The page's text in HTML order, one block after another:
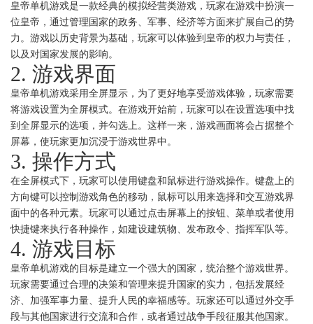
皇帝单机游戏是一款经典的模拟经营类游戏，玩家在游戏中扮演一
位皇帝，通过管理国家的政务、军事、经济等方面来扩展自己的势
力。游戏以历史背景为基础，玩家可以体验到皇帝的权力与责任，
以及对国家发展的影响。
2. 游戏界面
皇帝单机游戏采用全屏显示，为了更好地享受游戏体验，玩家需要
将游戏设置为全屏模式。在游戏开始前，玩家可以在设置选项中找
到全屏显示的选项，并勾选上。这样一来，游戏画面将会占据整个
屏幕，使玩家更加沉浸于游戏世界中。
3. 操作方式
在全屏模式下，玩家可以使用键盘和鼠标进行游戏操作。键盘上的
方向键可以控制游戏角色的移动，鼠标可以用来选择和交互游戏界
面中的各种元素。玩家可以通过点击屏幕上的按钮、菜单或者使用
快捷键来执行各种操作，如建设建筑物、发布政令、指挥军队等。
4. 游戏目标
皇帝单机游戏的目标是建立一个强大的国家，统治整个游戏世界。
玩家需要通过合理的决策和管理来提升国家的实力，包括发展经
济、加强军事力量、提升人民的幸福感等。玩家还可以通过外交手
段与其他国家进行交流和合作，或者通过战争手段征服其他国家。